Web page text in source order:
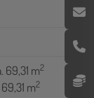
69,31 m2
m2